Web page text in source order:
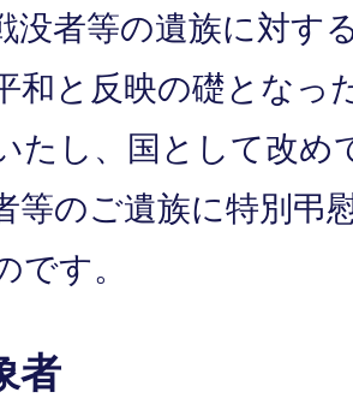
没者等の遺族に対す
和と反映の礎となっ
たし、国として改め
等のご遺族に特別弔
です。
者